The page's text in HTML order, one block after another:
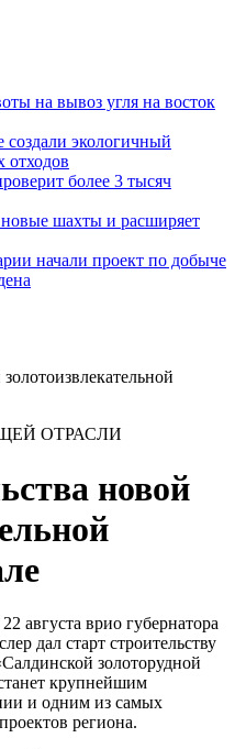
на вывоз угля на восток
создали экологичный
отходов
более 3 тысяч
новые шахты и расширяет
начали проект по добыче
ОТРАСЛИ
новой
августа врио губернатора
дал старт строительству
золоторудной
крупнейшим
и одним из самых
региона.